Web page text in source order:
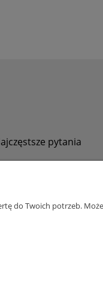
pytania
do Twoich potrzeb.